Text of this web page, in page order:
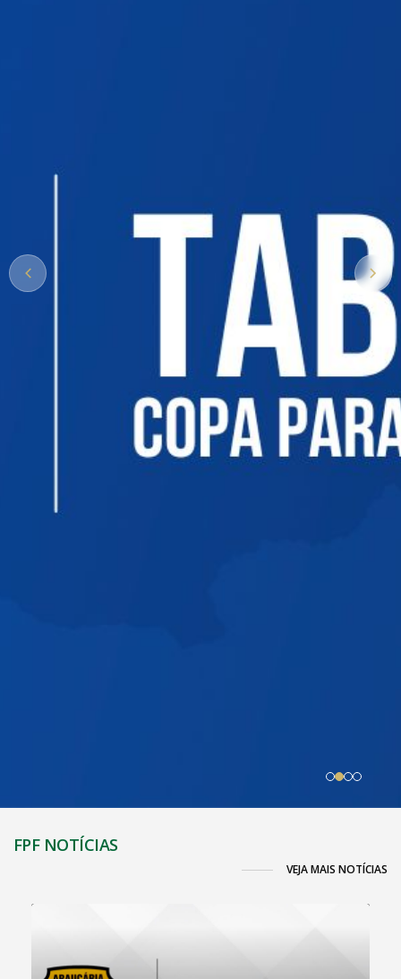
FPF NOTÍCIAS
VEJA MAIS NOTÍCIAS